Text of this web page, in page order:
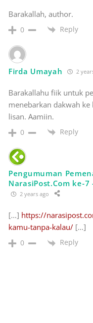
Barakallah, author.
0 Reply
Firda Umayah 2
Barakallahu fiik untuk
menebarkan dakwah
lisan. Aamiin.
0 Reply
Pengumuman
NarasiPost.Com ke-7
2 years ago
[…] https://
kamu-tanpa-kalau/ […]
0 Reply